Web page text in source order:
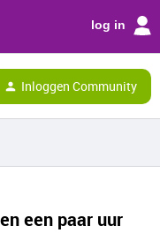
log in
Inloggen Community
een paar uur